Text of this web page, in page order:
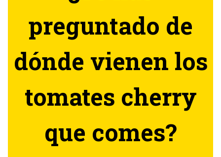
preguntado de
dónde vienen los
tomates cherry
que comes?